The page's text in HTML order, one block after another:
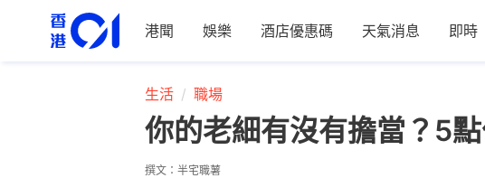
港聞 娛樂 酒店優惠碼 天氣消息 即時
生活 職場
你的老細有沒有擔當？5
撰文： 半宅職薯